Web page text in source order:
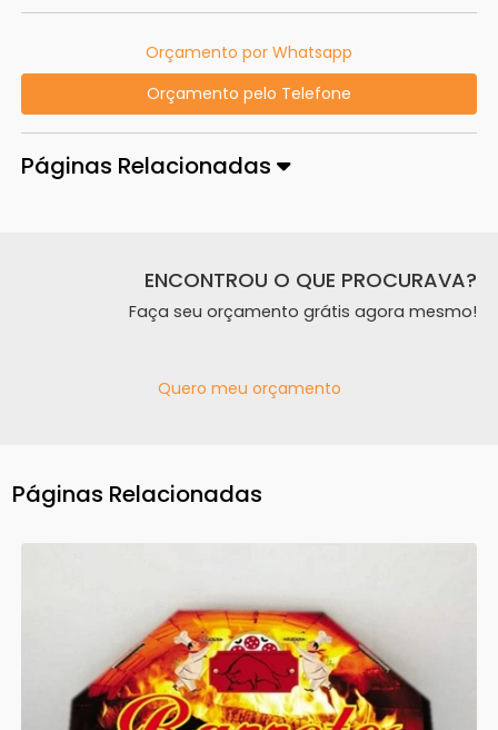
Orçamento por Whatsapp
Orçamento pelo Telefone
Páginas Relacionadas
ENCONTROU O QUE PROCURAVA?
Faça seu orçamento grátis agora mesmo!
Quero meu orçamento
Páginas Relacionadas